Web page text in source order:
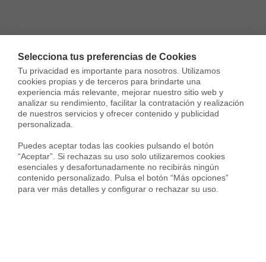
Selecciona tus preferencias de Cookies
Tu privacidad es importante para nosotros. Utilizamos
cookies propias y de terceros para brindarte una
experiencia más relevante, mejorar nuestro sitio web y
analizar su rendimiento, facilitar la contratación y realización
de nuestros servicios y ofrecer contenido y publicidad
personalizada.
Puedes aceptar todas las cookies pulsando el botón
“Aceptar”. Si rechazas su uso solo utilizaremos cookies
esenciales y desafortunadamente no recibirás ningún
contenido personalizado. Pulsa el botón “Más opciones”
para ver más detalles y configurar o rechazar su uso.
Segovia
¡Nueva!